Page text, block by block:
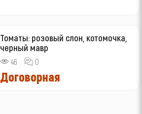
Томаты: розовый слон, котомочка,
черный мавр
46 0
Договорная